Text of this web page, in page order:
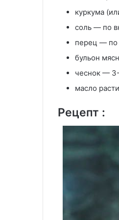
куркума
соль — по
перец — по
бульон
чеснок —
масло
Рецепт :